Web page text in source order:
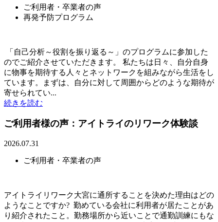
ご利用者・卒業者の声
再発予防プログラム
「自己分析～役割を振り返る～」のプログラムに参加した
のでご紹介させていただきます。 私たちは日々、自分自身
に物事を期待する人々とネットワークを組みながら生活をし
ています。まずは、自分に対して周囲からどのような期待が
寄せられてい...
続きを読む
ご利用者様の声：アイトライのリワーク体験談
2026.07.31
ご利用者・卒業者の声
アイトライリワーク大宮に通所することを決めた理由はどの
ようなことですか? 勤めている会社に利用者が居たことがあ
り紹介されたこと。勤務場所から近いことで通勤訓練にもな